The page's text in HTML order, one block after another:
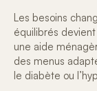
Les besoins
équilibrés
une aide
des menus
le diabète ou